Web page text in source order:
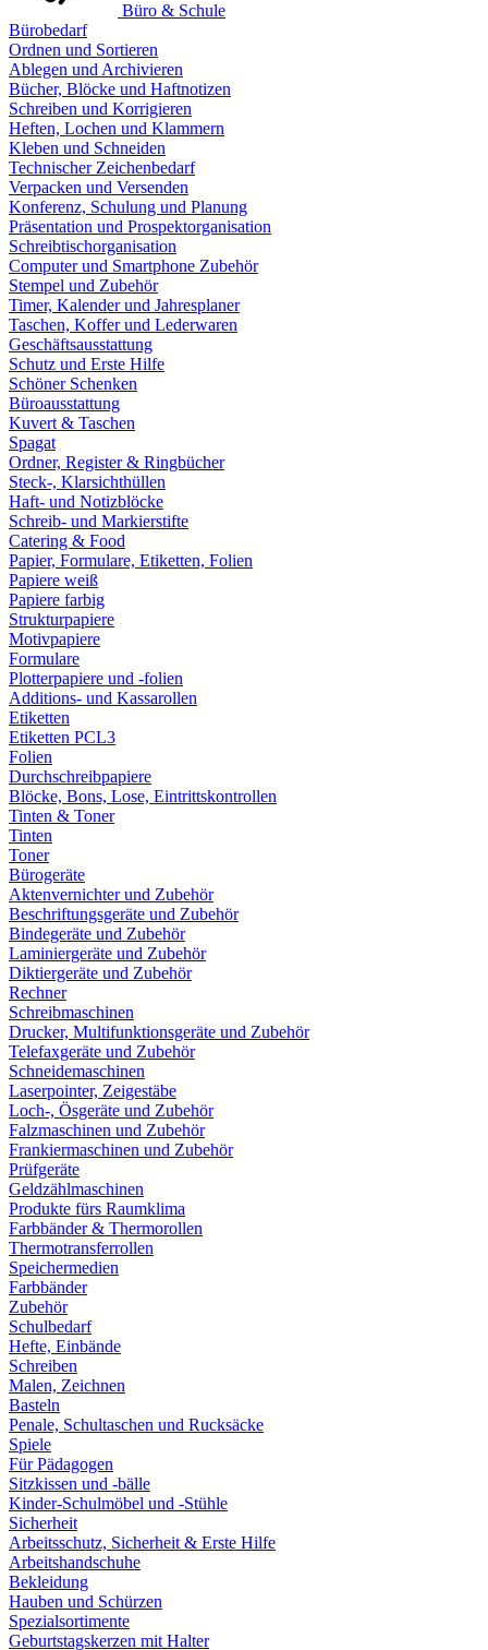
Büro & Schule
Bürobedarf
Ordnen und Sortieren
Ablegen und Archivieren
Bücher, Blöcke und Haftnotizen
Schreiben und Korrigieren
Heften, Lochen und Klammern
Kleben und Schneiden
Technischer Zeichenbedarf
Verpacken und Versenden
Konferenz, Schulung und Planung
Präsentation und Prospektorganisation
Schreibtischorganisation
Computer und Smartphone Zubehör
Stempel und Zubehör
Timer, Kalender und Jahresplaner
Taschen, Koffer und Lederwaren
Geschäftsausstattung
Schutz und Erste Hilfe
Schöner Schenken
Büroausstattung
Kuvert & Taschen
Spagat
Ordner, Register & Ringbücher
Steck-, Klarsichthüllen
Haft- und Notizblöcke
Schreib- und Markierstifte
Catering & Food
Papier, Formulare, Etiketten, Folien
Papiere weiß
Papiere farbig
Strukturpapiere
Motivpapiere
Formulare
Plotterpapiere und -folien
Additions- und Kassarollen
Etiketten
Etiketten PCL3
Folien
Durchschreibpapiere
Blöcke, Bons, Lose, Eintrittskontrollen
Tinten & Toner
Tinten
Toner
Bürogeräte
Aktenvernichter und Zubehör
Beschriftungsgeräte und Zubehör
Bindegeräte und Zubehör
Laminiergeräte und Zubehör
Diktiergeräte und Zubehör
Rechner
Schreibmaschinen
Drucker, Multifunktionsgeräte und Zubehör
Telefaxgeräte und Zubehör
Schneidemaschinen
Laserpointer, Zeigestäbe
Loch-, Ösgeräte und Zubehör
Falzmaschinen und Zubehör
Frankiermaschinen und Zubehör
Prüfgeräte
Geldzählmaschinen
Produkte fürs Raumklima
Farbbänder & Thermorollen
Thermotransferrollen
Speichermedien
Farbbänder
Zubehör
Schulbedarf
Hefte, Einbände
Schreiben
Malen, Zeichnen
Basteln
Penale, Schultaschen und Rucksäcke
Spiele
Für Pädagogen
Sitzkissen und -bälle
Kinder-Schulmöbel und -Stühle
Sicherheit
Arbeitsschutz, Sicherheit & Erste Hilfe
Arbeitshandschuhe
Bekleidung
Hauben und Schürzen
Spezialsortimente
Geburtstagskerzen mit Halter